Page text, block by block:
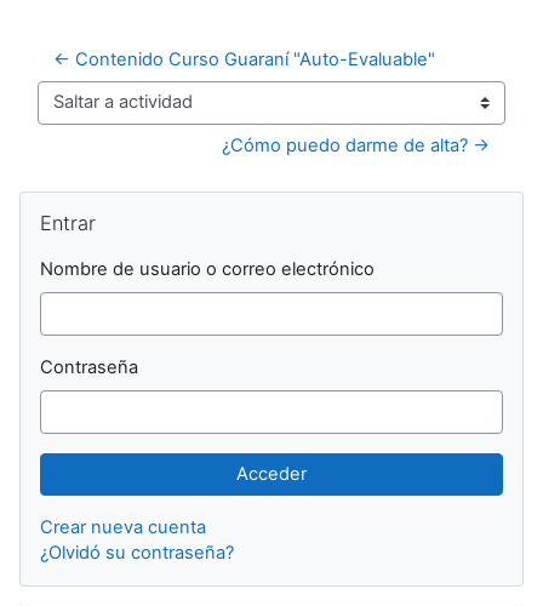
← Contenido Curso Guaraní "Auto-Evaluable"
Saltar a actividad
¿Cómo puedo darme de alta? →
Bloques
Entrar
Nombre de usuario o correo electrónico
Contraseña
Crear nueva cuenta
¿Olvidó su contraseña?